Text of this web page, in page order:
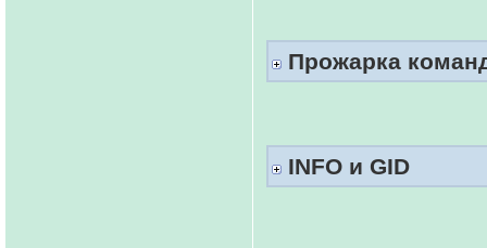
Прожарка
INFO и GID